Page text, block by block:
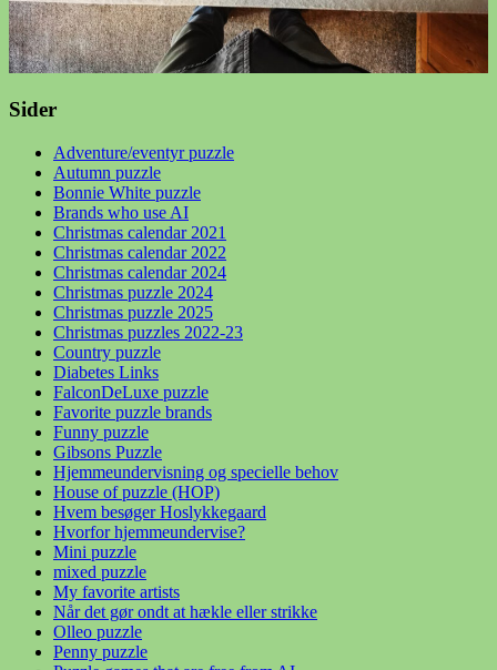
Sider
Adventure/eventyr puzzle
Autumn puzzle
Bonnie White puzzle
Brands who use AI
Christmas calendar 2021
Christmas calendar 2022
Christmas calendar 2024
Christmas puzzle 2024
Christmas puzzle 2025
Christmas puzzles 2022-23
Country puzzle
Diabetes Links
FalconDeLuxe puzzle
Favorite puzzle brands
Funny puzzle
Gibsons Puzzle
Hjemmeundervisning og specielle behov
House of puzzle (HOP)
Hvem besøger Hoslykkegaard
Hvorfor hjemmeundervise?
Mini puzzle
mixed puzzle
My favorite artists
Når det gør ondt at hækle eller strikke
Olleo puzzle
Penny puzzle